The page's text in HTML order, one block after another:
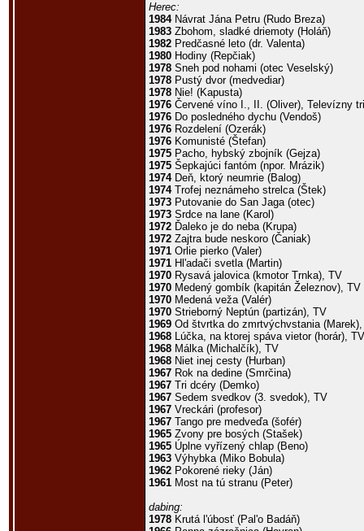
Herec:
1984Návrat Jána Petru (Rudo Breza)
1983 Zbohom, sladké driemoty (Holáň)
1982 Predčasné leto (dr. Valenta)
1980 Hodiny (Repčiak)
1978 Sneh pod nohami (otec Veselský)
1978 Pustý dvor (medvediar)
1978 Nie! (Kapusta)
1976 Červené víno I., II. (Oliver), Televízny
1976 Do posledného dychu (Vendoš)
1976 Rozdelení (Ozerák)
1976 Komunisté (Štefan)
1975 Pacho, hybský zbojník (Gejza)
1975 Šepkajúci fantóm (npor. Mrázik)
1974Deň, ktorý neumrie (Balog)
1974Trofej neznámeho strelca (Štek)
1973 Putovanie do San Jaga (otec)
1973 Srdce na lane (Karol)
1972 Ďaleko je do neba (Krupa)
1972 Zajtra bude neskoro (Čaniak)
1971 Orlie pierko (Valer)
1971 Hl'adači svetla (Martin)
1970 Rysavá jalovica (kmotor Trnka), TV
1970 Medený gombík (kapitán Železnov), TV
1970 Medená veža (Valér)
1970 Strieborný Neptún (partizán), TV
1969 Od štvrtka do zmrtvýchvstania
1968 Lúčka, na ktorej spáva vietor (horár), TV
1968 Málka (Michalčík), TV
1968 Niet inej cesty (Hurban)
1967 Rok na dedine (Smrčina)
1967 Tri dcéry (Demko)
1967 Sedem svedkov (3. svedok), TV
1967 Vreckári (profesor)
1967 Tango pre medveďa (šofér)
1965 Zvony pre bosých (Stašek)
1965 Úplne vyřízený chlap (Beno)
1963 Výhybka (Miko Bobula)
1962 Pokorené rieky (Ján)
1961 Most na tú stranu (Peter)
dabing:
1978 Krutá l'úbosť (Pal'o Badáň)